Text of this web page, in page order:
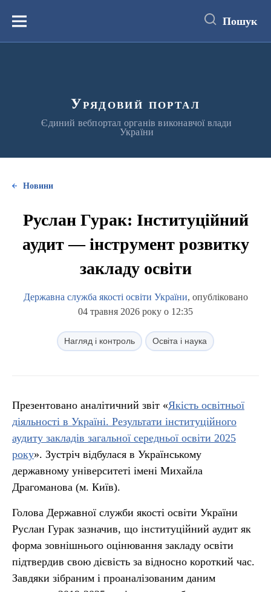
вмістуМеню Пошук
Урядовий портал
Єдиний вебпортал органів виконавчої влади
України
Новини
Руслан Гурак: Інституційний
аудит — інструмент розвитку
закладу освіти
Державна служба якості освіти України, опубліковано
04 травня 2026 року о 12:35
Нагляд і контроль Освіта і наука
Презентовано аналітичний звіт «Якість освітньої
діяльності в Україні. Результати інституційного
аудиту закладів загальної середньої освіти 2025
року». Зустріч відбулася в Українському
державному університеті імені Михайла
Драгоманова (м. Київ).
Голова Державної служби якості освіти України
Руслан Гурак зазначив, що інституційний аудит як
форма зовнішнього оцінювання закладу освіти
підтвердив свою дієвість за відносно короткий час.
Завдяки зібраним і проаналізованим даним